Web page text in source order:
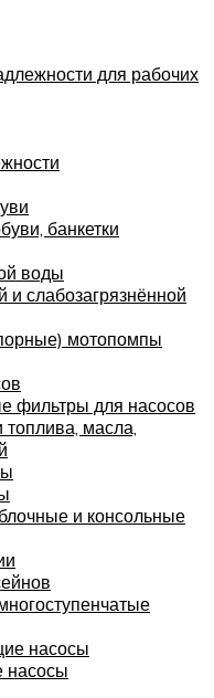
для рабочих
банкетки
воды
слабозагрязнённой
мотопомпы
фильтры для насосов
масла,
и консольные
насосы
насосы